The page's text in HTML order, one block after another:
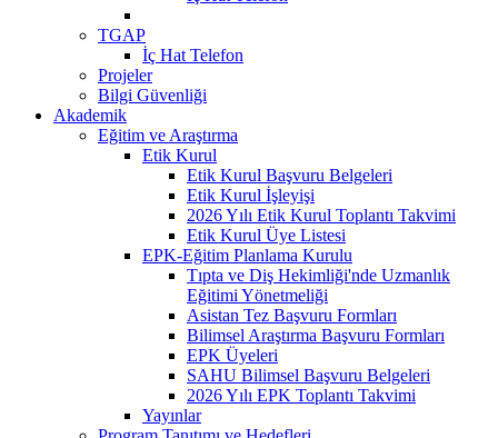
TGAP
İç Hat Telefon
Projeler
Bilgi Güvenliği
Akademik
Eğitim ve Araştırma
Etik Kurul
Etik Kurul Başvuru Belgeleri
Etik Kurul İşleyişi
2026 Yılı Etik Kurul Toplantı Takvimi
Etik Kurul Üye Listesi
EPK-Eğitim Planlama Kurulu
Tıpta ve Diş Hekimliği'nde Uzmanlık
Eğitimi Yönetmeliği
Asistan Tez Başvuru Formları
Bilimsel Araştırma Başvuru Formları
EPK Üyeleri
SAHU Bilimsel Başvuru Belgeleri
2026 Yılı EPK Toplantı Takvimi
Yayınlar